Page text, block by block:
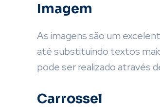
Imagem
As imagens são um
até substituindo textos
pode ser realizado através
Carrossel